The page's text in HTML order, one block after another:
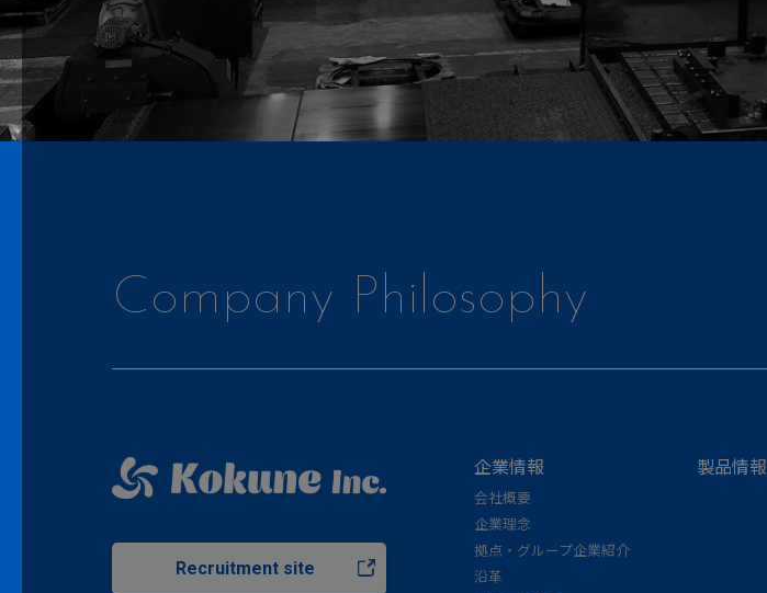
Company Philosophy
Recruitment site
企業情報
会社概要
企業理念
拠点・グループ企業紹介
沿革
製品情報